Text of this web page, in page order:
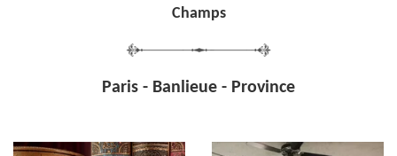
Champs
Paris - Banlieue - Province